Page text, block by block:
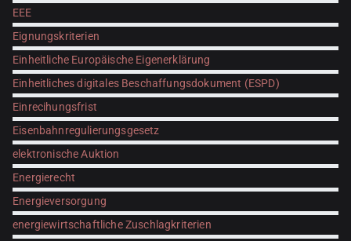
EEE
Eignungskriterien
Einheitliche Europäische Eigenerklärung
Einheitliches digitales Beschaffungsdokument (ESPD)
Einrecihungsfrist
Eisenbahnregulierungsgesetz
elektronische Auktion
Energierecht
Energieversorgung
energiewirtschaftliche Zuschlagkriterien